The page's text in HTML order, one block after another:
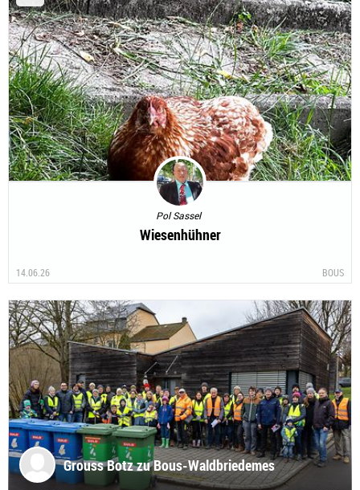
Pol Sassel
Wiesenhühner
14.06.26 BOUS
Grouss Botz zu Bous-Waldbriedemes